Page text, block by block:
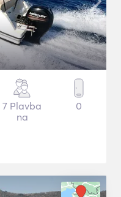
7 Plavba
na
0